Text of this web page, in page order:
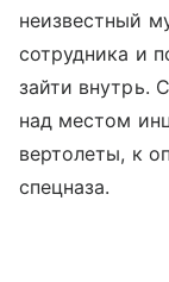
неизвестный
сотрудника и
зайти внутрь.
над местом
вертолеты, к
спецназа.